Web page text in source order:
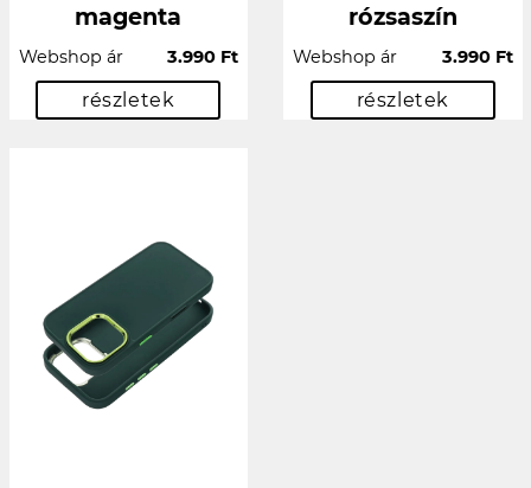
magenta
Webshop ár 3.990 Ft
részletek
rózsaszín
Webshop ár 3.990 Ft
részletek